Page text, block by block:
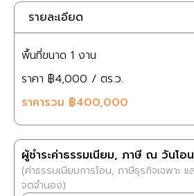
รายละเอียด
พื้นที่ขนาด 1 งาน
ราคา ฿4,000 / ตร.ว.
ราคารวม ฿400,000
ผู้ชำระค่าธรรมเนียม, ภาษี ณ วันโอ
(ค่าธรรมเนียมการโอน, ภาษีธุรกิจเฉพาะ แ
จดจำนอง)